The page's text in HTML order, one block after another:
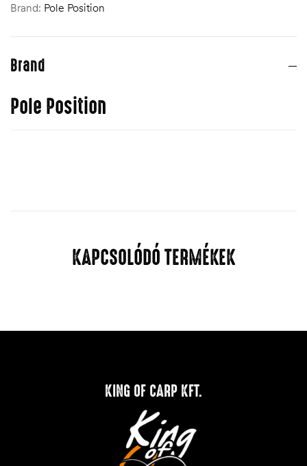
Brand: Pole Position
Brand
Pole Position
KAPCSOLÓDÓ TERMÉKEK
KING OF CARP KFT.